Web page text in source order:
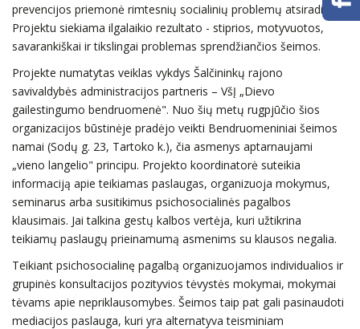
prevencijos priemonė rimtesnių socialinių problemų atsiradimui.
Projektu siekiama ilgalaikio rezultato - stiprios, motyvuotos,
savarankiškai ir tikslingai problemas sprendžiančios šeimos.
Projekte numatytas veiklas vykdys Šalčininkų rajono
savivaldybės administracijos partneris – VšĮ „Dievo
gailestingumo bendruomenė". Nuo šių metų rugpjūčio šios
organizacijos būstinėje pradėjo veikti Bendruomeniniai šeimos
namai (Sodų g. 23, Tartoko k.), čia asmenys aptarnaujami
„vieno langelio" principu. Projekto koordinatorė suteikia
informaciją apie teikiamas paslaugas, organizuoja mokymus,
seminarus arba susitikimus psichosocialinės pagalbos
klausimais. Jai talkina gestų kalbos vertėja, kuri užtikrina
teikiamų paslaugų prieinamumą asmenims su klausos negalia.
Teikiant psichosocialinę pagalbą organizuojamos individualios ir
grupinės konsultacijos pozityvios tėvystės mokymai, mokymai
tėvams apie nepriklausomybes. Šeimos taip pat gali pasinaudoti
mediacijos paslauga, kuri yra alternatyva teisminiam